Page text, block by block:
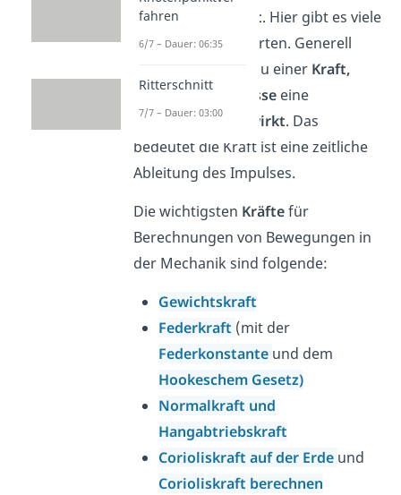
Kinetik ist die
Kraft. Hier gibt es viele
unterschiedliche Arten. Generell
kommt es immer zu einer Kraft,
wenn auf eine
Masseeine
Beschleunigung
wirkt. Das
bedeutet die Kraft ist eine zeitliche
Ableitung des Impulses.
Die wichtigsten Kräftefür
Berechnungen von Bewegungen in
der Mechanik sind folgende:
Gewichtskraft
Federkraft (mit der
Federkonstante und dem
Hookeschem Gesetz)
Normalkraft und
Hangabtriebskraft
Corioliskraft auf der Erde und
Corioliskraft berechnen
fahren
6/7 – Dauer: 06:35
Ritterschnitt
7/7 – Dauer: 03:00